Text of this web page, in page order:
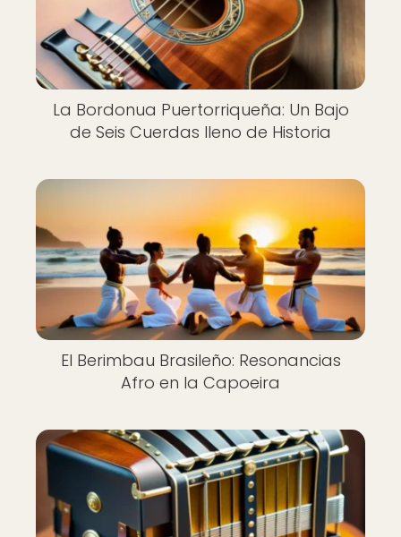
La Bordonua Puertorriqueña: Un Bajo
de Seis Cuerdas lleno de Historia
El Berimbau Brasileño: Resonancias
Afro en la Capoeira